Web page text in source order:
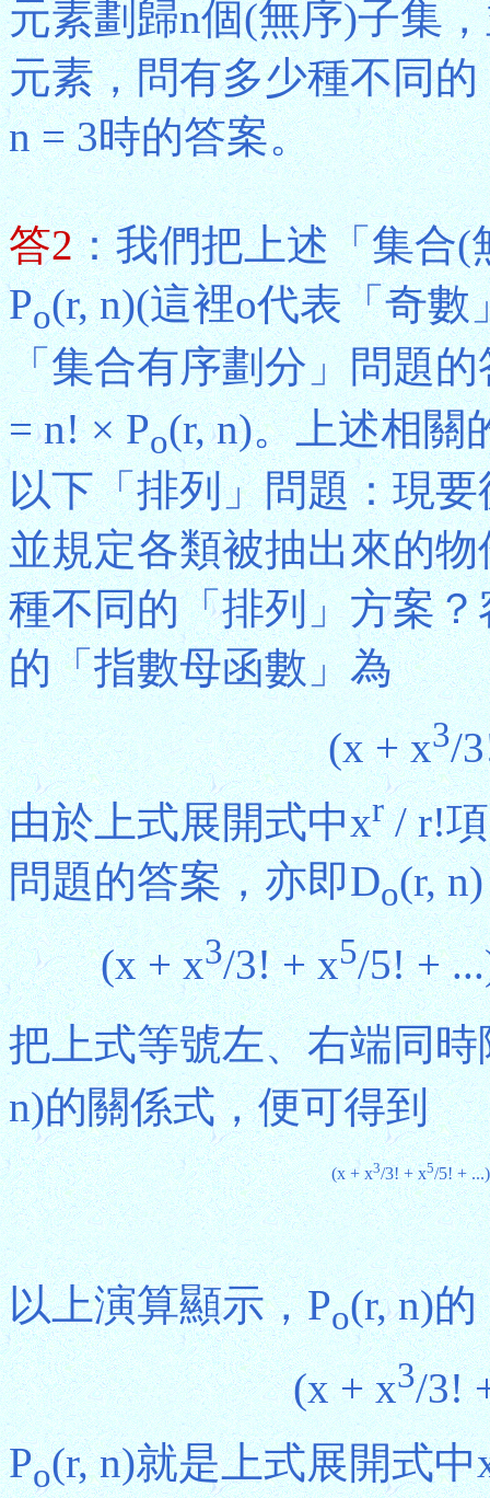
元素劃歸n個(無序)子集
元素，問有多少種不同
n = 3時的答案。
答2：我們把上述「集合(
Po(r, n)(這裡o代表「奇數
「集合有序劃分」問題
= n! × Po(r, n)。上述相關
以下「排列」問題：現
並規定各類被抽出來的
種不同的「排列」方案
的「指數母函數」為
(x + x3/
由於上式展開式中xr/ r!項
問題的答案，亦即Do(r,
(x + x3/3! + x5/5! +
把上式等號左、右端同
n)的關係式，便可得到
(x + x3/3! + x5/5! + ...)
以上演算顯示，Po(r, n)
(x + x3/3!
Po(r, n)就是上式展開式中